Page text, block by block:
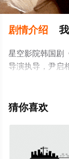
剧情介绍
星空影院韩国剧
导演执导，尹启
国电视剧，手机
或剧情网等平台
猜你喜欢